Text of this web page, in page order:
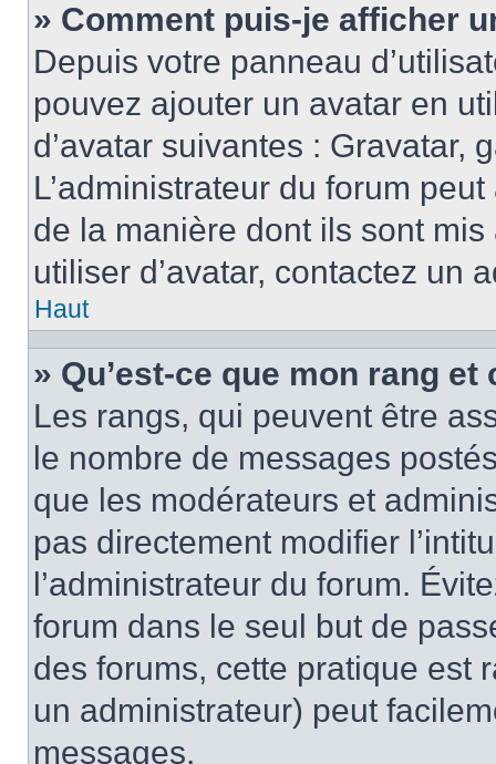
» Comment puis-je afficher
Depuis votre panneau
pouvez ajouter un avatar en
d’avatar suivantes : Gravatar,
L’administrateur du forum
de la manière dont ils sont
utiliser d’avatar, contactez un
Haut
» Qu’est-ce que mon rang
Les rangs, qui peuvent être
le nombre de messages
que les modérateurs et
pas directement modifier
l’administrateur du forum.
forum dans le seul but de
des forums, cette pratique est
un administrateur) peut
messages.